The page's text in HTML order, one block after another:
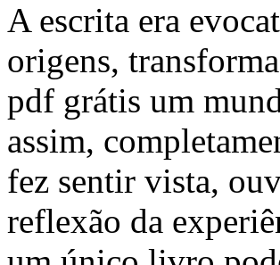
A escrita era
origens,
pdf grátis um
assim,
fez sentir vista,
reflexão da